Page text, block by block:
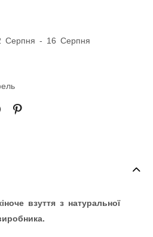
Серпня - 16 Серпня
взуття з натуральної